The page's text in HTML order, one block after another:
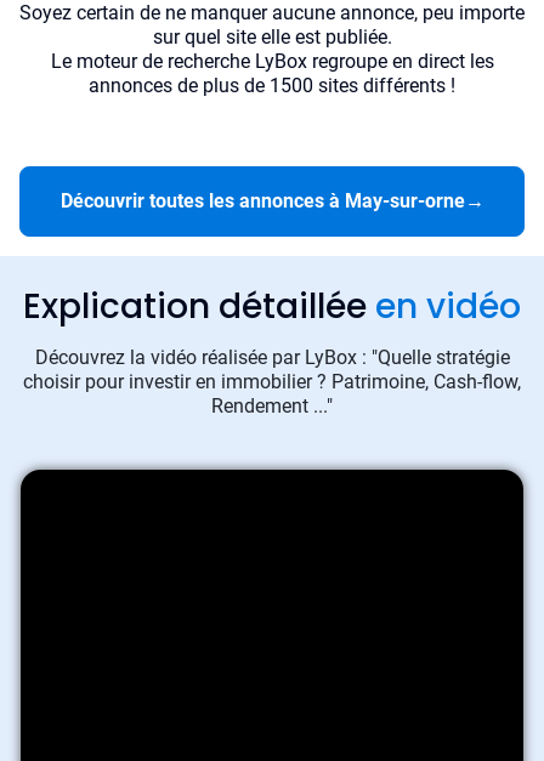
Soyez certain de ne manquer aucune annonce, peu importe
sur quel site elle est publiée.
Le moteur de recherche LyBox regroupe en direct les
annonces de plus de 1500 sites différents !
Découvrir toutes les annonces à May-sur-orne→
Explication détaillée en vidéo
Découvrez la vidéo réalisée par LyBox : "Quelle stratégie
choisir pour investir en immobilier ? Patrimoine, Cash-flow,
Rendement ..."